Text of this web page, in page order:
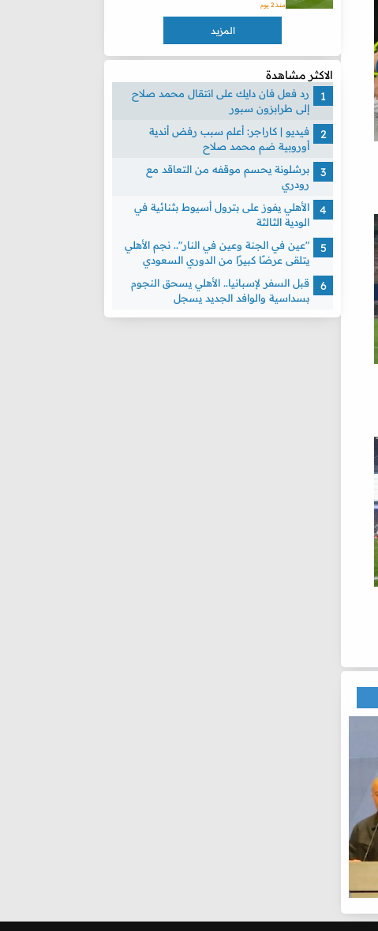
منذ 2 يوم
المزيد
الاكثر مشاهدة
رد فعل فان دايك على انتقال محمد صلاح
إلى طرابزون سبور
فيديو | كاراجر: أعلم سبب رفض أندية
أوروبية ضم محمد صلاح
برشلونة يحسم موقفه من التعاقد مع
رودري
الأهلي يفوز على بترول أسيوط بثنائية في
الودية الثالثة
"عين في الجنة وعين في النار".. نجم الأهلي
يتلقى عرضًا كبيرًا من الدوري السعودي
قبل السفر لإسبانيا.. الأهلي يسحق النجوم
بسداسية والوافد الجديد يسجل